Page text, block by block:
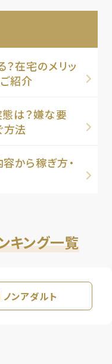
？在宅のメリッ
紹介
態は？嫌な要
方法
から稼ぎ方・
キング一覧
ノンアダルト